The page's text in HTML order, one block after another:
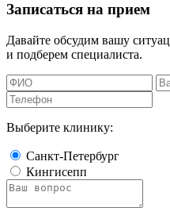
Записаться на прием
Давайте обсудим вашу
и подберем специалиста.
Выберите клинику:
Санкт-Петербург
Кингисепп